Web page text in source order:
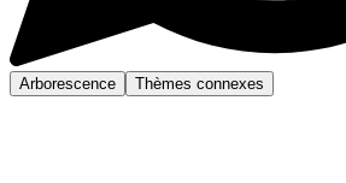
Arborescence Thèmes connexes